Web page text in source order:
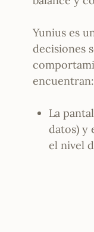
Yunius es
decisiones
encuentran:
La
datos) y
el nivel